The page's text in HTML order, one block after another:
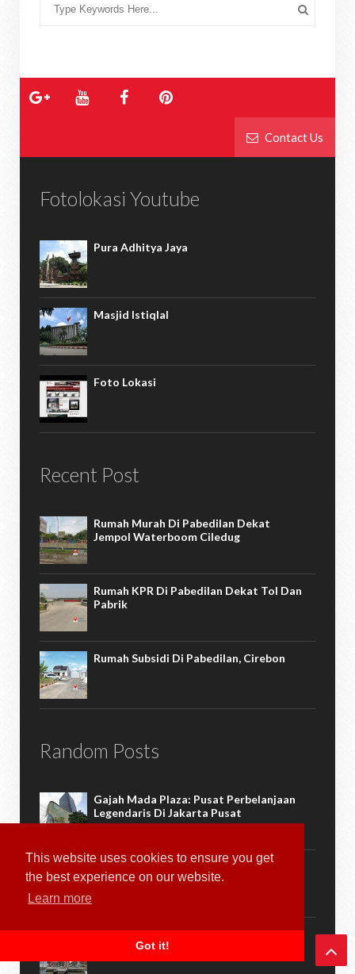
This website uses cookies to ensure you get
the best experience on our website.
Learn more
Got it!
Contact Us
Fotolokasi Youtube
Pura Adhitya Jaya
Masjid Istiqlal
Foto Lokasi
Recent Post
Rumah Murah Di Pabedilan Dekat
Jempol Waterboom Ciledug
Rumah KPR Di Pabedilan Dekat Tol Dan
Pabrik
Rumah Subsidi Di Pabedilan, Cirebon
Random Posts
Gajah Mada Plaza: Pusat Perbelanjaan
Legendaris Di Jakarta Pusat
Gokil Di Wahana Jaws Universal Studios
Japan (USJ)
Menggali Keindahan Lampung: Ibu Kota
Bandar Lampung